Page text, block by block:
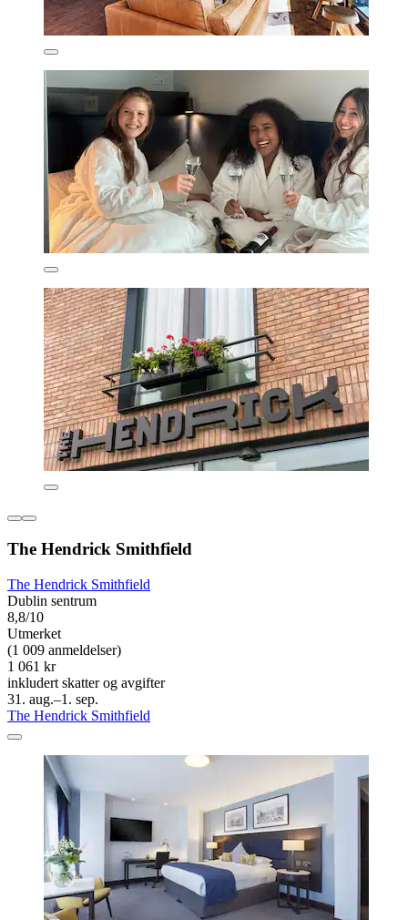
The Hendrick Smithfield
The Hendrick Smithfield
Dublin sentrum
8,8/10
Utmerket
(1 009 anmeldelser)
1 061 kr
inkludert skatter og avgifter
31. aug.–1. sep.
The Hendrick Smithfield